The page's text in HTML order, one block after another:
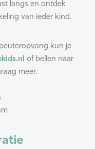
langs en ontdek
van ieder kind.
kun je
of bellen naar
meer.